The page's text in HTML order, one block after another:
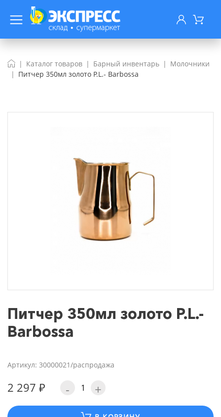
Каталог товаров Барный инвентарь
Молочники
Питчер 350мл золото P.L.- Barbossa
Питчер 350мл золото P.L.-
Barbossa
Артикул: 30000021/распродажа
2 297 ₽ - +